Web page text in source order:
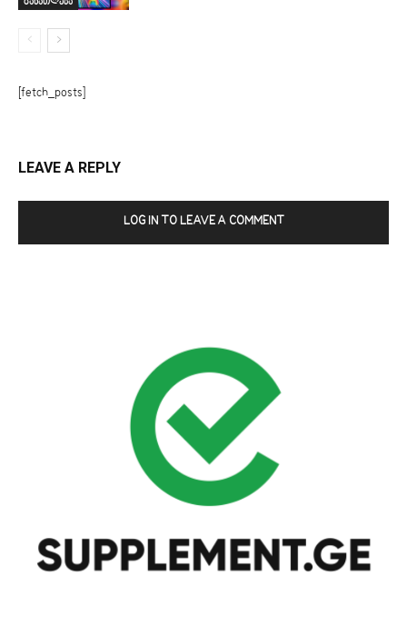
განათლება
[fetch_posts]
LEAVE A REPLY
LOG IN TO LEAVE A COMMENT